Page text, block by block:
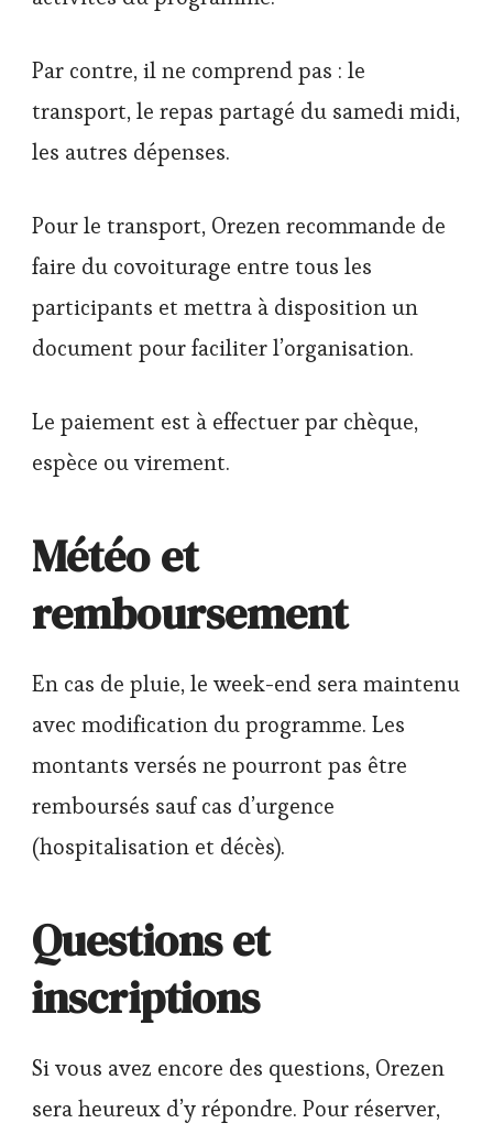
Par contre, il ne comprend pas : le
transport, le repas partagé du samedi midi,
les autres dépenses.
Pour le transport, Orezen recommande de
faire du covoiturage entre tous les
participants et mettra à disposition un
document pour faciliter l’organisation.
Le paiement est à effectuer par chèque,
espèce ou virement.
Météo et
remboursement
En cas de pluie, le week-end sera maintenu
avec modification du programme. Les
montants versés ne pourront pas être
remboursés sauf cas d’urgence
(hospitalisation et décès).
Questions et
inscriptions
Si vous avez encore des questions, Orezen
sera heureux d’y répondre. Pour réserver,